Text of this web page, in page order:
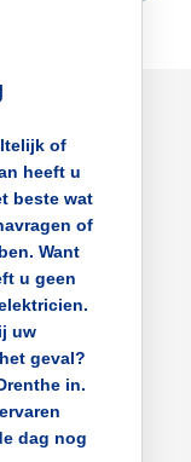
of
heeft u
beste wat
of
Want
u geen
uw
geval?
in.
dag nog